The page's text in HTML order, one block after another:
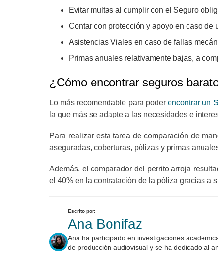
Evitar multas al cumplir con el Seguro
Contar con protección y apoyo en caso de
Asistencias Viales en caso de fallas
Primas anuales relativamente bajas, a
¿Cómo encontrar seguros
Lo más recomendable para poderencontrar un
la que más se adapte a las necesidades e
Para realizar esta tarea de comparación de
aseguradas, coberturas, pólizas y primas
Además, el comparador del perrito arroja
el 40% en la contratación de la póliza gracias a
Escrito por:
Ana Bonifaz
Ana ha participado en investigaciones
de producción audiovisual y se ha dedicado al